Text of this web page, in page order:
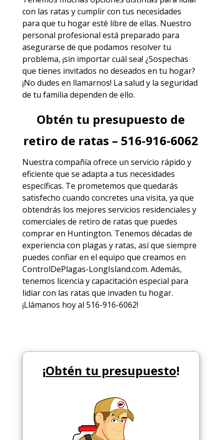
con las ratas y cumplir con tus necesidades
para que tu hogar esté libre de ellas. Nuestro
personal profesional está preparado para
asegurarse de que podamos resolver tu
problema, ¡sin importar cuál sea! ¿Sospechas
que tienes invitados no deseados en tu hogar?
¡No dudes en llamarnos! La salud y la seguridad
de tu familia dependen de ello.
Obtén tu presupuesto de
retiro de ratas – 516-916-6062
Nuestra compañía ofrece un servicio rápido y
eficiente que se adapta a tus necesidades
específicas. Te prometemos que quedarás
satisfecho cuando concretes una visita, ya que
obtendrás los mejores servicios residenciales y
comerciales de retiro de ratas que puedes
comprar en Huntington. Tenemos décadas de
experiencia con plagas y ratas, así que siempre
puedes confiar en el equipo que creamos en
ControlDePlagas-LongIsland.com. Además,
tenemos licencia y capacitación especial para
lidiar con las ratas que invaden tu hogar.
¡Llámanos hoy al 516-916-6062!
¡Obtén tu presupuesto!